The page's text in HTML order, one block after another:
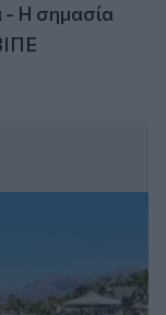
- Η σημασία